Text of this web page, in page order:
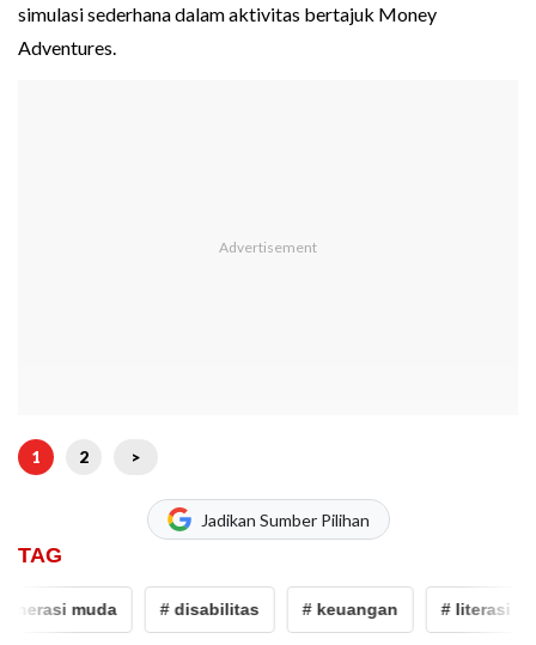
simulasi sederhana dalam aktivitas bertajuk Money
Adventures.
1 2 >
Jadikan Sumber Pilihan
TAG
muda # disabilitas # keuangan # literasi